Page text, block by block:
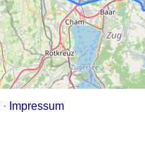
· Impressum